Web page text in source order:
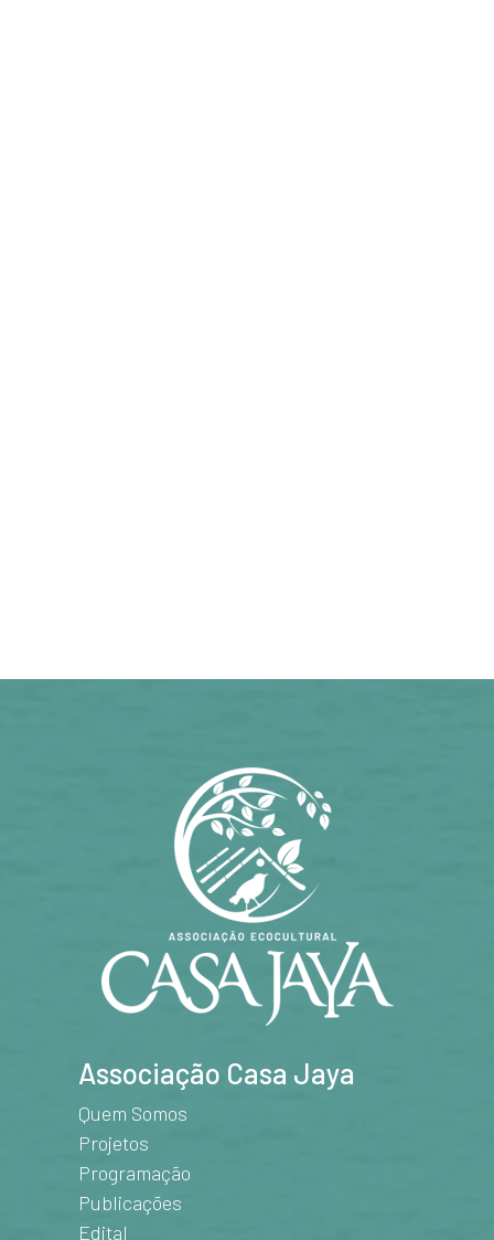
Associação Casa Jaya
Quem Somos
Projetos
Programação
Publicações
Edital